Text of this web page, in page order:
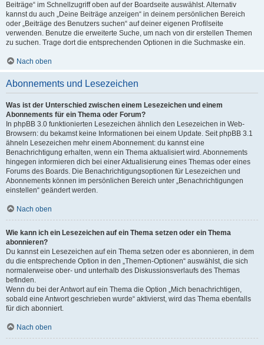
Beiträge“ im Schnellzugriff oben auf der Boardseite auswählst. Alternativ
kannst du auch „Deine Beiträge anzeigen“ in deinem persönlichen Bereich
oder „Beiträge des Benutzers suchen“ auf deiner eigenen Profilseite
verwenden. Benutze die erweiterte Suche, um nach von dir erstellen Themen
zu suchen. Trage dort die entsprechenden Optionen in die Suchmaske ein.
Nach oben
Abonnements und Lesezeichen
Was ist der Unterschied zwischen einem Lesezeichen und einem
Abonnements für ein Thema oder Forum?
In phpBB 3.0 funktionierten Lesezeichen ähnlich den Lesezeichen in Web-
Browsern: du bekamst keine Informationen bei einem Update. Seit phpBB 3.1
ähneln Lesezeichen mehr einem Abonnement: du kannst eine
Benachrichtigung erhalten, wenn ein Thema aktualisiert wird. Abonnements
hingegen informieren dich bei einer Aktualisierung eines Themas oder eines
Forums des Boards. Die Benachrichtigungsoptionen für Lesezeichen und
Abonnements können im persönlichen Bereich unter „Benachrichtigungen
einstellen“ geändert werden.
Nach oben
Wie kann ich ein Lesezeichen auf ein Thema setzen oder ein Thema
abonnieren?
Du kannst ein Lesezeichen auf ein Thema setzen oder es abonnieren, in dem
du die entsprechende Option in den „Themen-Optionen“ auswählst, die sich
normalerweise ober- und unterhalb des Diskussionsverlaufs des Themas
befinden.
Wenn du bei der Antwort auf ein Thema die Option „Mich benachrichtigen,
sobald eine Antwort geschrieben wurde“ aktivierst, wird das Thema ebenfalls
für dich abonniert.
Nach oben